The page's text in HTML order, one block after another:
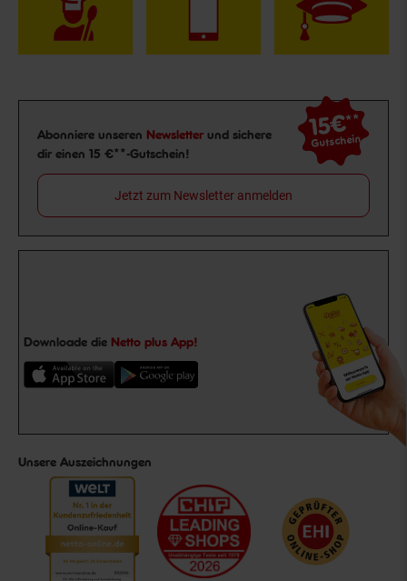
Newsletter Anmeldung
Abonniere unseren Newsletter und sichere
dir einen 15 €**-Gutschein!
15€**
Gutschein
Jetzt zum Newsletter anmelden
Downloade die Netto plus App!
Unsere Auszeichnungen